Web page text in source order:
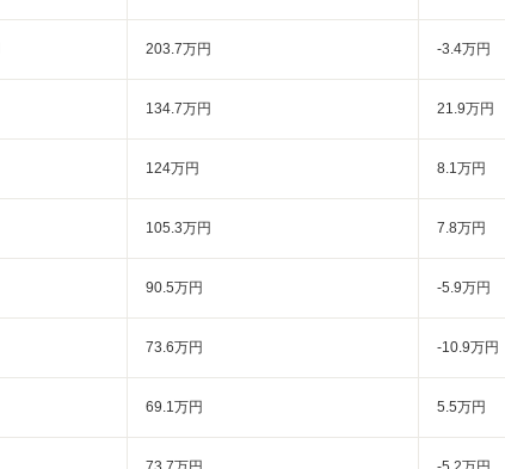
203.7万円 -3.4万円
134.7万円 21.9万円
124万円 8.1万円
105.3万円 7.8万円
90.5万円 -5.9万円
73.6万円 -10.9万円
69.1万円 5.5万円